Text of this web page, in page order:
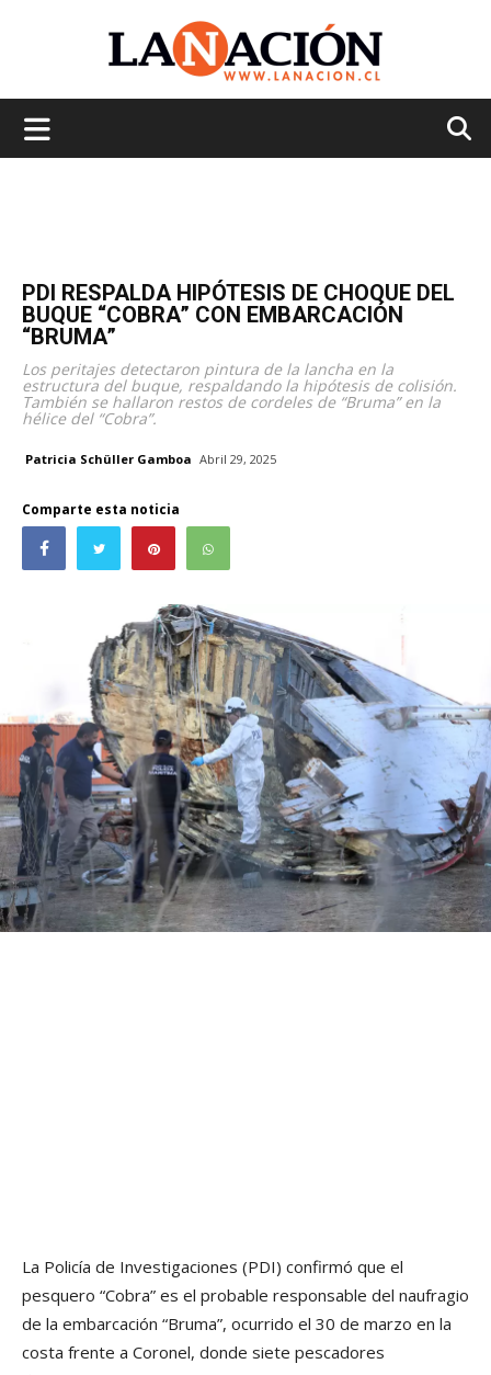
PDI RESPALDA HIPÓTESIS DE CHOQUE DEL
BUQUE “COBRA” CON EMBARCACIÓN
“BRUMA”
Los peritajes detectaron pintura de la lancha en la
estructura del buque, respaldando la hipótesis de colisión.
También se hallaron restos de cordeles de “Bruma” en la
hélice del “Cobra”.
Patricia Schüller Gamboa Abril 29, 2025
Comparte esta noticia
La Policía de Investigaciones (PDI) confirmó que el
pesquero “Cobra” es el probable responsable del naufragio
de la embarcación “Bruma”, ocurrido el 30 de marzo en la
costa frente a Coronel, donde siete pescadores